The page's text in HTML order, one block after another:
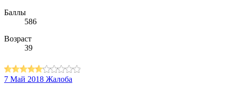
Баллы
586
Возраст
39
7 Май 2018 Жалоба